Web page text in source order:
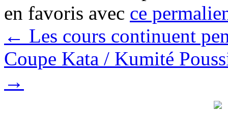
en favoris avec ce
← Les cours continuent
Coupe Kata / Kumité
→